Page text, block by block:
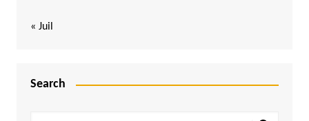
« Juil
Search